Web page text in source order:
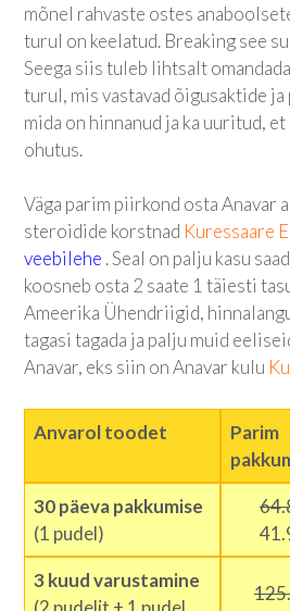
mõnel rahvaste ostes
turul on keelatud. Breaking see
Seega siis tuleb lihtsalt
turul, mis vastavad õigusaktide ja
mida on hinnanud ja ka uuritud,
ohutus.
Väga parim piirkond osta Anavar
steroidide korstnad Kuressaare
veebilehe . Seal on palju kasu
koosneb osta 2 saate 1 täiesti
Ameerika Ühendriigid,
tagasi tagada ja palju muid
Anavar, eks siin on Anavar kulu
Anvarol toodet
Parim
30 päeva pakkumise
(1 pudel)
3 kuud varustamine